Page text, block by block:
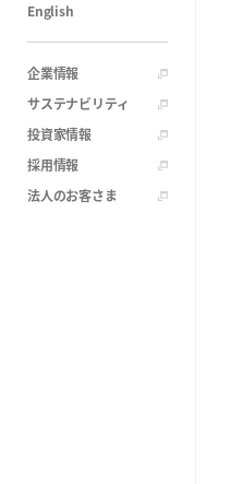
English
企業情報
サステナビリティ
投資家情報
採用情報
法人のお客さま